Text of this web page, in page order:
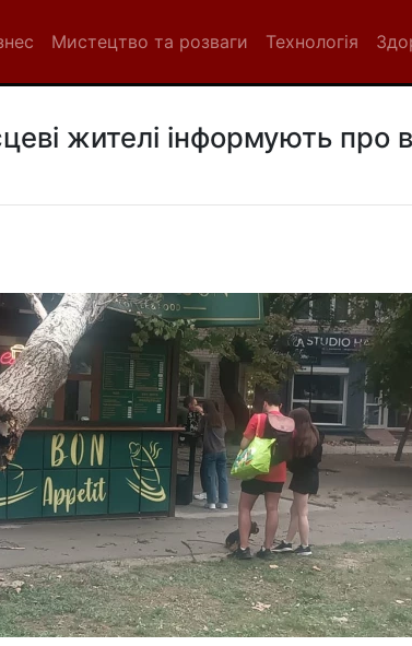
Мистецтво та розваги Технологія
жителі інформують про